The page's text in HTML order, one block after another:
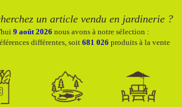
un article vendu en jardinerie ?
9 août 2026 nous avons à notre sélection :
différentes, soit 681 026 produits à la vente